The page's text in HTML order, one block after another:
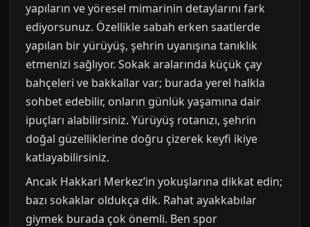
yapıların ve yöresel mimarinin detaylarını fark
ediyorsunuz. Özellikle sabah erken saatlerde
yapılan bir yürüyüş, şehrin uyanışına tanıklık
etmenizi sağlıyor. Sokak aralarında küçük çay
bahçeleri ve bakkallar var; burada yerel halkla
sohbet edebilir, onların günlük yaşamına dair
ipuçları alabilirsiniz. Yürüyüş rotanızı, şehrin
doğal güzelliklerine doğru çizerek keyfi ikiye
katlayabilirsiniz.
Ancak Hakkari Merkez’in yokuşlarına dikkat edin;
bazı sokaklar oldukça dik. Rahat ayakkabılar
giymek burada çok önemli. Ben spor